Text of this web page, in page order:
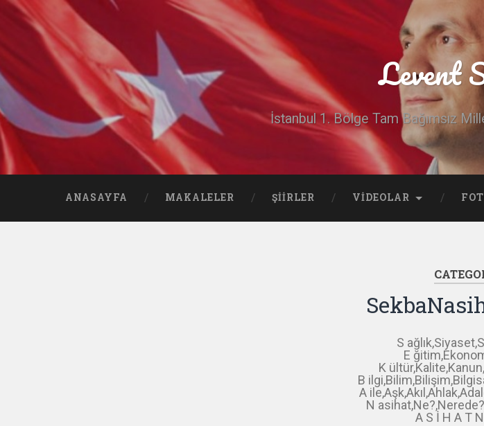
Levent
İstanbul 1. Bölge Tam Bağımsız
ANASAYFA MAKALELER ŞIIRLER VIDEOLAR
S
E
K
B
A
N
A S İ H A T